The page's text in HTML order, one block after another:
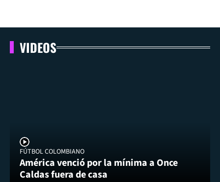
VIDEOS
FÚTBOL COLOMBIANO
América venció por la mínima a Once
Caldas fuera de casa